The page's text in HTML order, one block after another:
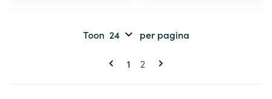
Pagina's
U lees momenteel pagina
1 Pagina
2
Toon per pagina